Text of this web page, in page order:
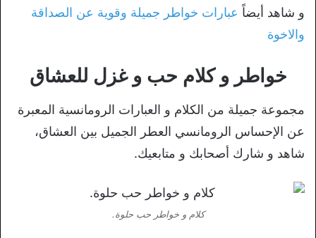
و شاهد أيضاً عبارات خواطر جميلة وقوية عن الصداقة
والاخوة
خواطر و كلام حب و غزل للعشاق
مجموعة جميلة من الكلام و العبارات الرومانسية المعبرة
عن الإحساس الرومانسي العطر الجميل بين العشاق،
شاهد و شارك أصحابك و متابعيك.
كلام و خواطر حب حلوة.